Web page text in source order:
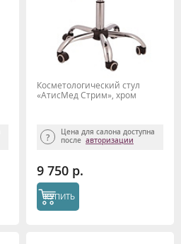
Косметологический стул
«АтисМед Стрим», хром
Цена для салона доступна
после авторизации
9 750 р.
КУПИТЬ